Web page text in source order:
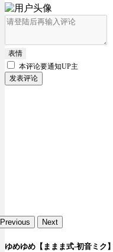
表情
本评论要通知UP主
发表评论
Previous Next
ゆめゆめ【ままま式-初音ミク】